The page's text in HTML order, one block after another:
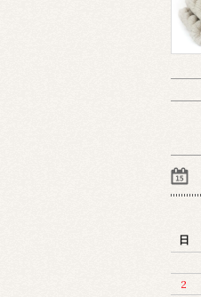
日
2